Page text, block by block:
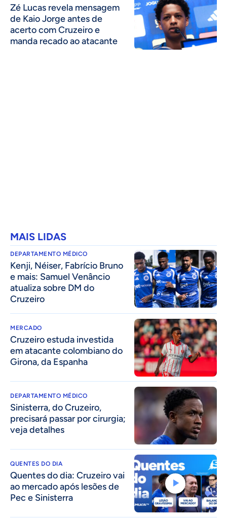
Zé Lucas revela mensagem
de Kaio Jorge antes de
acerto com Cruzeiro e
manda recado ao atacante
MAIS LIDAS
DEPARTAMENTO MÉDICO
Kenji, Néiser, Fabrício Bruno
e mais: Samuel Venâncio
atualiza sobre DM do
Cruzeiro
MERCADO
Cruzeiro estuda investida
em atacante colombiano do
Girona, da Espanha
DEPARTAMENTO MÉDICO
Sinisterra, do Cruzeiro,
precisará passar por cirurgia;
veja detalhes
QUENTES DO DIA
Quentes do dia: Cruzeiro vai
ao mercado após lesões de
Pec e Sinisterra